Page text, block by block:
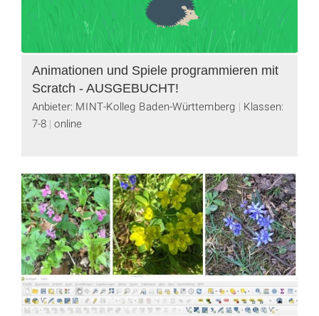
Animationen und Spiele programmieren mit
Scratch - AUSGEBUCHT!
Anbieter: MINT-Kolleg Baden-Württemberg
Klassen:
7-8 online